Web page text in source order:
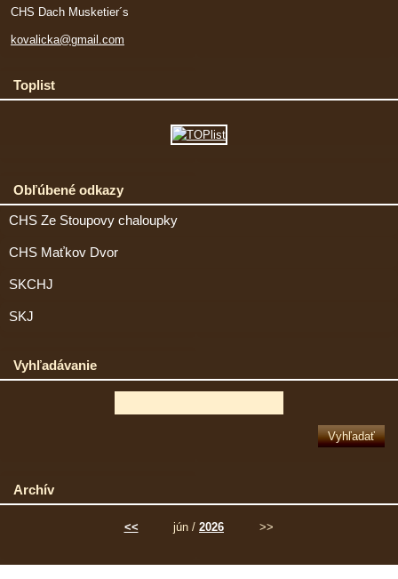
CHS Dach Musketier´s
kovalicka@gmail.com
Toplist
Obľúbené odkazy
CHS Ze Stoupovy chaloupky
CHS Maťkov Dvor
SKCHJ
SKJ
Vyhľadávanie
Archív
<< jún / 2026 >>